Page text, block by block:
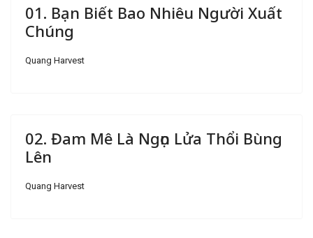
01. Bạn Biết Bao Nhiêu Người Xuất
Chúng
Quang Harvest
02. Đam Mê Là Ngọn Lửa Thổi Bùng
Lên
Quang Harvest